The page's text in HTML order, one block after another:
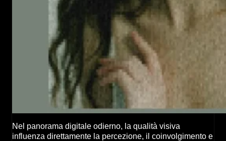
Nel panorama digitale odierno, la qualità visiva
influenza direttamente la percezione, il coinvolgimento e